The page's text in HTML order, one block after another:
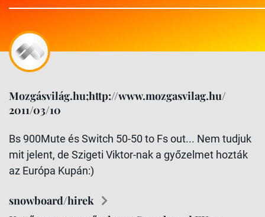
Mozgásvilág.hu;http://www.mozgasvilag.hu/
2011/03/10
Bs 900Mute és Switch 50-50 to Fs out... Nem tudjuk
mit jelent, de Szigeti Viktor-nak a győzelmet hozták
az Európa Kupán:)
snowboard/hirek